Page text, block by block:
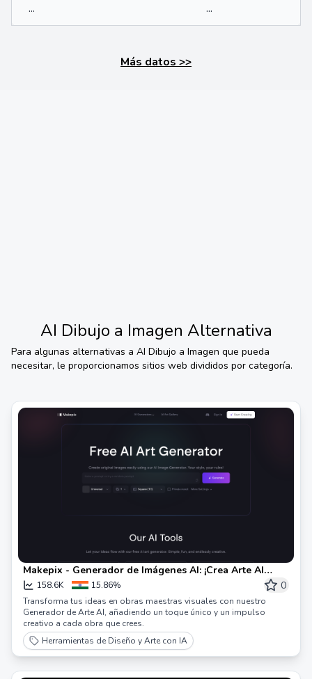
... ...
Más datos >>
AI Dibujo a Imagen Alternativa
Para algunas alternativas a AI Dibujo a Imagen que pueda
necesitar, le proporcionamos sitios web divididos por categoría.
Makepix - Generador de Imágenes AI: ¡Crea Arte AI
Gratis!158.6K 15.86% 0
Transforma tus ideas en obras maestras visuales con nuestro
Generador de Arte AI, añadiendo un toque único y un impulso
creativo a cada obra que crees.
Herramientas de Diseño y Arte con IA